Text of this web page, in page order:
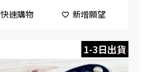
快速購物 新增願望
1-3日出貨